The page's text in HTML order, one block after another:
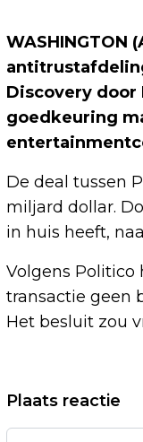
Discovery door
goedkeuring
De deal tussen
miljard dollar.
in huis heeft,
Volgens
transactie geen
Het besluit zou
Vorig artikel
SPACEX
Plaats reactie